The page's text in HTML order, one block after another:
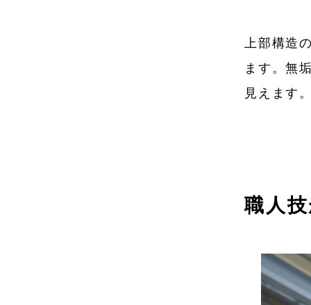
上部構造
ます。無
見えます
職人